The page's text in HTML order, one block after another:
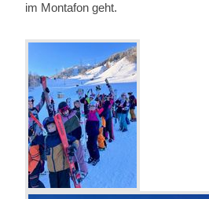
im Montafon geht.